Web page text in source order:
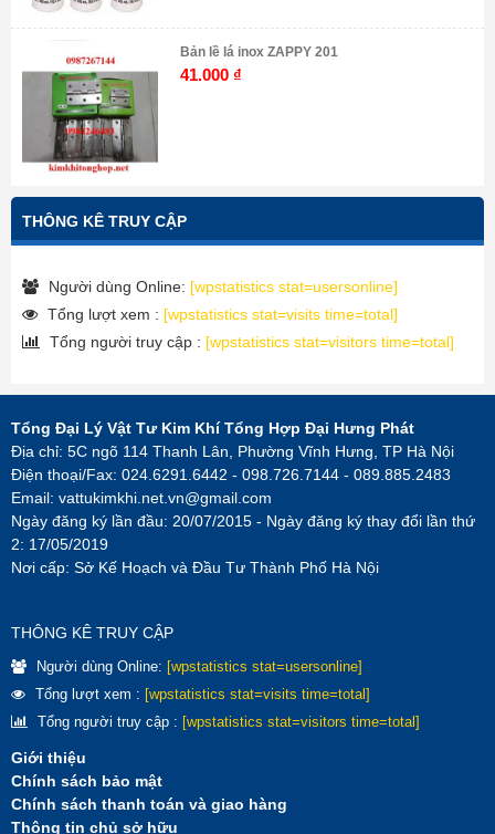
Bản lề lá inox ZAPPY 201
41.000 ₫
THÔNG KÊ TRUY CẬP
Người dùng Online: [wpstatistics stat=usersonline]
Tổng lượt xem : [wpstatistics stat=visits time=total]
Tổng người truy cập : [wpstatistics stat=visitors time=total]
Tổng Đại Lý Vật Tư Kim Khí Tổng Hợp Đại Hưng Phát
Địa chỉ: 5C ngõ 114 Thanh Lân, Phường Vĩnh Hưng, TP Hà Nội
Điện thoại/Fax: 024.6291.6442 - 098.726.7144 - 089.885.2483
Email: vattukimkhi.net.vn@gmail.com
Ngày đăng ký lần đầu: 20/07/2015 - Ngày đăng ký thay đổi lần thứ
2: 17/05/2019
Nơi cấp: Sở Kế Hoạch và Đầu Tư Thành Phố Hà Nội
THÔNG KÊ TRUY CẬP
Người dùng Online: [wpstatistics stat=usersonline]
Tổng lượt xem : [wpstatistics stat=visits time=total]
Tổng người truy cập : [wpstatistics stat=visitors time=total]
Giới thiệu
Chính sách bảo mật
Chính sách thanh toán và giao hàng
Thông tin chủ sở hữu